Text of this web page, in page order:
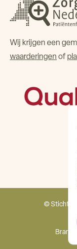
Wij krijgen een
waarderingen of
©